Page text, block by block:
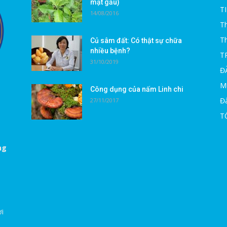
mật gấu)
14/08/2016
Củ sâm đất: Có thật sự chữa
nhiều bệnh?
31/10/2019
Công dụng của nấm Linh chi
27/11/2017